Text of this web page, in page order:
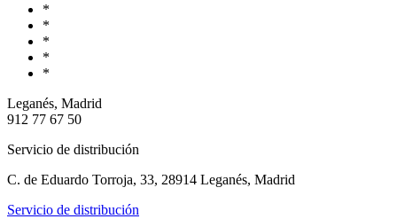
*
*
*
*
*
Leganés, Madrid
912 77 67 50
Servicio de distribución
C. de Eduardo Torroja, 33, 28914 Leganés, Madrid
Servicio de distribución